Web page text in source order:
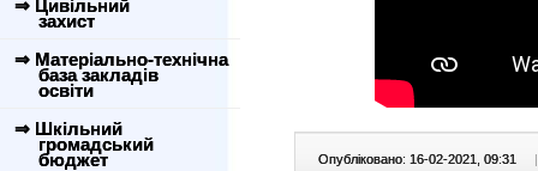
⇒ Цивільний
захист
⇒ Матеріально-технічна
база закладів
освіти
⇒ Шкільний
громадський
бюджет
Опубліковано: 16-02-2021, 09:31 |